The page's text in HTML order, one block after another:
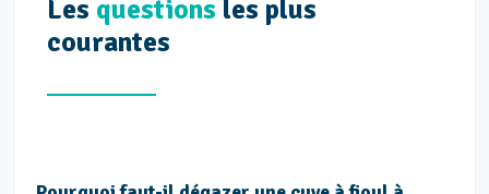
Les questions les plus
courantes